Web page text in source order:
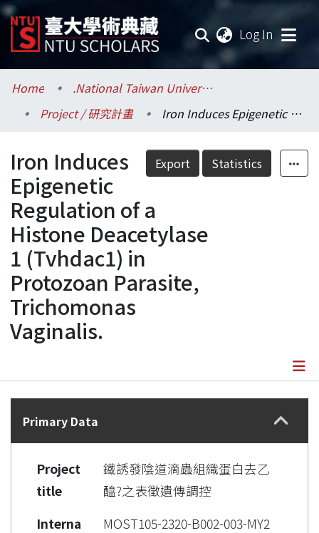
Log In
Communities & Collections
Research Outputs
Fundings & Projects
Researchers
Organizations
Statistics
Home
.National Taiwan University / 國立臺灣大學
Project / 研究計畫
Iron Induces Epigenetic Regulation of a Histone Deacetylase 1 (Tvhdac1) in Protozoan Parasite, Trichomonas Vaginalis.
Export Statistics
Iron Induces
Epigenetic
Regulation of a
Histone Deacetylase
1 (Tvhdac1) in
Protozoan Parasite,
Trichomonas
Vaginalis.
Details
Primary Data
Project
title
鐵誘發陰道滴蟲組織蛋白去乙
醯?之表徵遺傳調控
Interna
MOST105-2320-B002-003-MY2